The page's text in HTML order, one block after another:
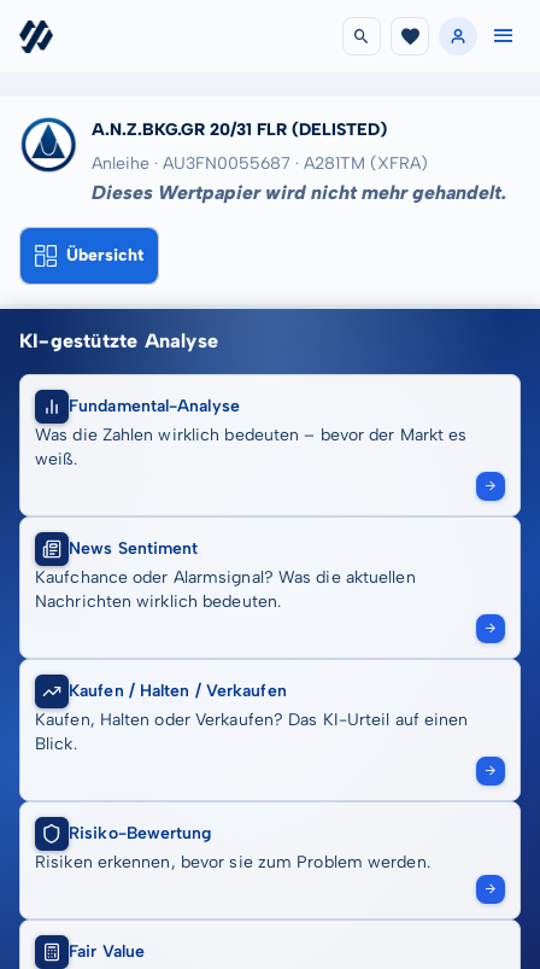
A.N.Z.BKG.GR 20/31 FLR (DELISTED)
Anleihe · AU3FN0055687 · A281TM (XFRA)
Dieses Wertpapier wird nicht mehr gehandelt.
Übersicht
KI-gestützte Analyse
Fundamental-Analyse
Was die Zahlen wirklich bedeuten – bevor der Markt es
weiß.
News Sentiment
Kaufchance oder Alarmsignal? Was die aktuellen
Nachrichten wirklich bedeuten.
Kaufen / Halten / Verkaufen
Kaufen, Halten oder Verkaufen? Das KI-Urteil auf einen
Blick.
Risiko-Bewertung
Risiken erkennen, bevor sie zum Problem werden.
Fair Value